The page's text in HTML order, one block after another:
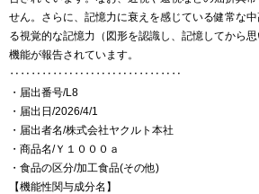
せん。さらに、記憶力に衰えを感じている健常な
る視覚的な記憶力（図形を認識し、記憶してから
機能が報告されています。
‥‥‥‥‥‥‥‥‥‥‥‥‥‥‥‥
・届出番号/L8
・届出日/2026/4/1
・届出者名/株式会社ヤクルト本社
・商品名/Ｙ１０００ａ
・食品の区分/加工食品(その他)
【機能性関与成分名】